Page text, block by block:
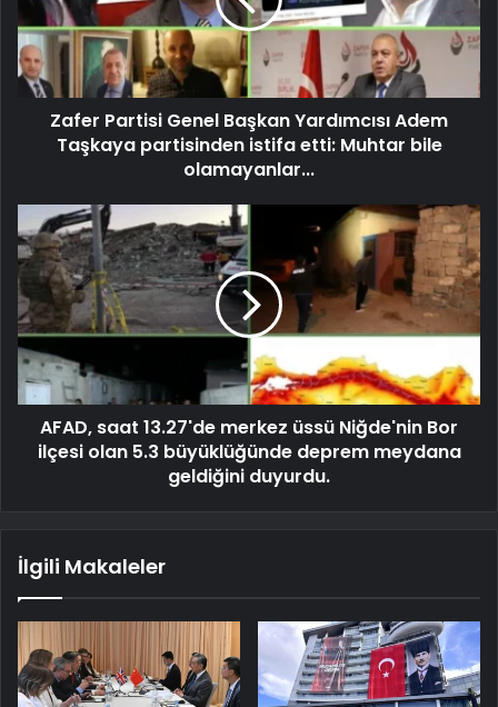
Zafer Partisi Genel Başkan Yardımcısı Adem
Taşkaya partisinden istifa etti: Muhtar bile
olamayanlar...
AFAD, saat 13.27'de merkez üssü Niğde'nin Bor
ilçesi olan 5.3 büyüklüğünde deprem meydana
geldiğini duyurdu.
İlgili Makaleler